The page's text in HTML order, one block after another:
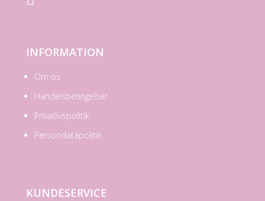
INFORMATION
Om os
Handelsbetingelser
Privatlivspolitik
Persondatapolitik
KUNDESERVICE